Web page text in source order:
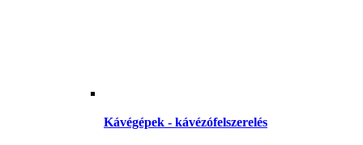
Kávégépek - kávézófelszerelés